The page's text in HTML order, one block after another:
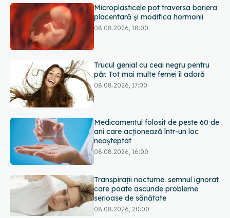
Microplasticele pot traversa bariera
placentară și modifica hormonii
08.08.2026, 18:00
Trucul genial cu ceai negru pentru
păr. Tot mai multe femei îl adoră
08.08.2026, 17:00
Medicamentul folosit de peste 60 de
ani care acționează într-un loc
neașteptat
08.08.2026, 16:00
Transpirații nocturne: semnul ignorat
care poate ascunde probleme
serioase de sănătate
08.08.2026, 20:00